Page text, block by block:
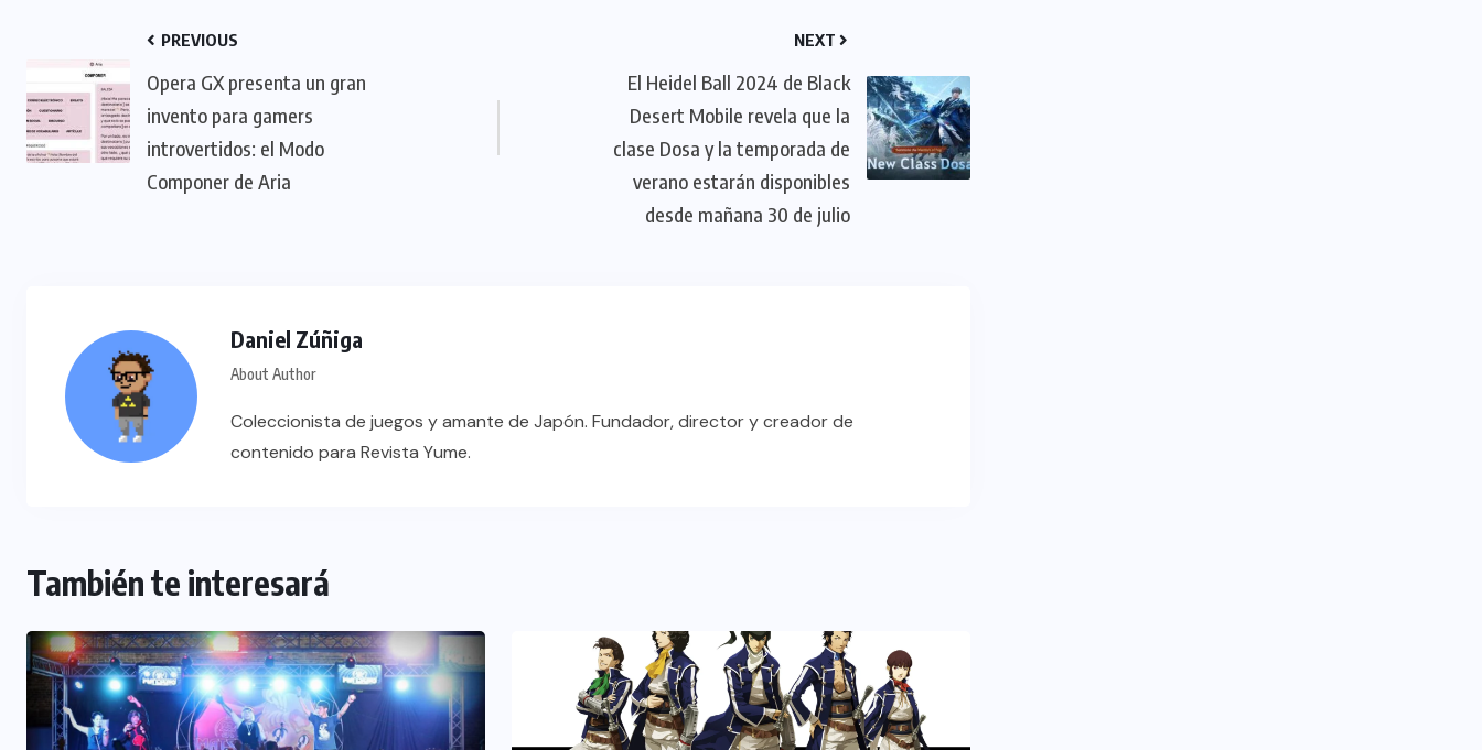
PREVIOUS
Opera GX presenta un gran
invento para gamers
introvertidos: el Modo
Componer de Aria
NEXT
El Heidel Ball 2024 de Black
Desert Mobile revela que la
clase Dosa y la temporada de
verano estarán disponibles
desde mañana 30 de julio
Daniel Zúñiga
About Author
Coleccionista de juegos y amante de Japón. Fundador, director y creador de
contenido para Revista Yume.
También te interesará